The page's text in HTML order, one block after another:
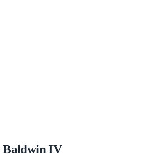
Baldwin IV